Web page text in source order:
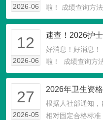
2026-06
啦！ 成绩查询方
中心官网，点击“
入口”。考生使用
12
2026-06
速查！2026护
好消息！好消息
啦！ 成绩查询方
务中心官网，点
分入口”。 2.考生
27
2026-05
2026年卫生资
根据人社部通知
相对固定合格标